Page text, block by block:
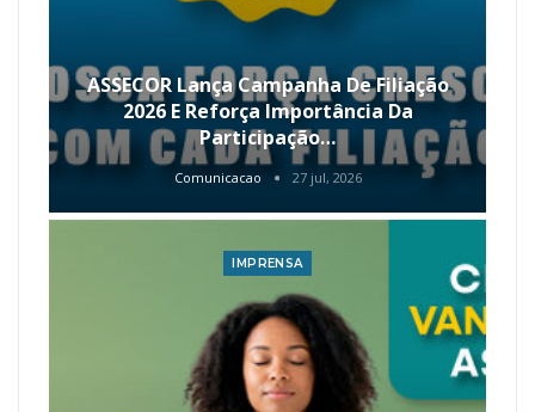
ASSECOR Lança Campanha De Filiação
2026 E Reforça Importância Da
Participação…
Comunicacao 27 jul, 2026
IMPRENSA